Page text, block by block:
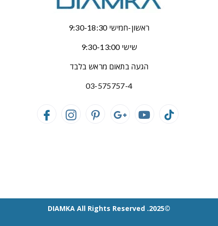
ראשון-חמישי 9:30-18:30
שישי 9:30-13:00
הגעה בתאום מראש בלבד
03-575757-4
©2025. DIAMKA All Rights Reserved